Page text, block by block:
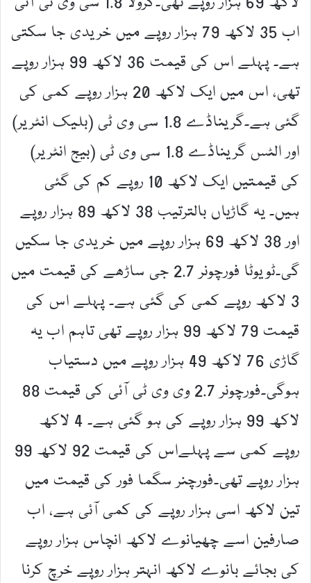
اب 35 لاکھ 79 ہزار روپے میں خریدی جا سکتی
ہے۔ پہلے اس کی قیمت 36 لاکھ 99 ہزار روپے
تھی، اس میں ایک لاکھ 20 ہزار روپے کمی کی
گئی ہے۔گریناڈے 1.8 سی وی ٹی (بلیک انٹریر)
اور الٹس گریناڈے 1.8 سی وی ٹی (بیج انٹریر)
کی قیمتیں ایک لاکھ 10 روپے کم کی گئی
ہیں۔ یہ گاڑیاں بالترتیب 38 لاکھ 89 ہزار روپے
اور 38 لاکھ 69 ہزار روپے میں خریدی جا سکیں
گی۔ٹویوٹا فورچونر 2.7 جی ساڑھے کی قیمت میں
3 لاکھ روپے کمی کی گئی ہے۔ پہلے اس کی
قیمت 79 لاکھ 99 ہزار روپے تھی تاہم اب یہ
گاڑی 76 لاکھ 49 ہزار روپے میں دستیاب
ہوگی۔فورچونر 2.7 وی وی ٹی آئی کی قیمت 88
لاکھ 99 ہزار روپے کی ہو گئی ہے۔ 4 لاکھ
روپے کمی سے پہلےاس کی قیمت 92 لاکھ 99
ہزار روپے تھی۔فورچنر سگما فور کی قیمت میں
تین لاکھ اسی ہزار روپے کی کمی آئی ہے، اب
صارفین اسے چھیانوے لاکھ انچاس ہزار روپے
کی بجائے بانوے لاکھ انہتر ہزار روپے خرچ کرنا